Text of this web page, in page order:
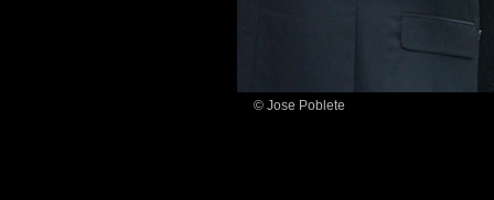
© Jose Poblete